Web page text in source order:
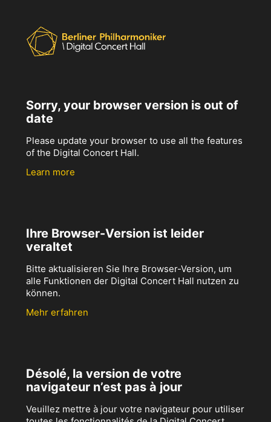
Sorry, your browser version is out of
date
Please update your browser to use all the features
of the Digital Concert Hall.
Learn more
Ihre Browser-Version ist leider
veraltet
Bitte aktualisieren Sie Ihre Browser-Version, um
alle Funktionen der Digital Concert Hall nutzen zu
können.
Mehr erfahren
Désolé, la version de votre
navigateur n’est pas à jour
Veuillez mettre à jour votre navigateur pour utiliser